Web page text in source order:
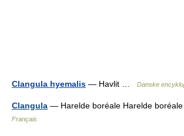
Clangula hyemalis — Havlit … Danske
Clangula — Harelde boréale Harelde
Français